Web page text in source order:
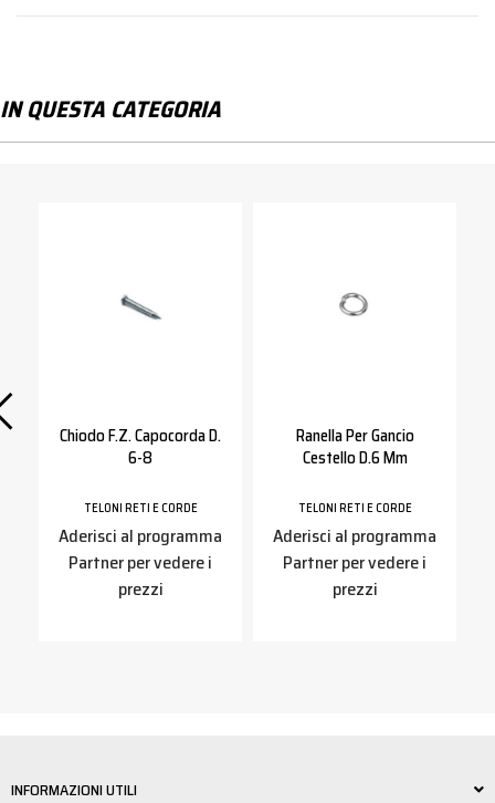
IN QUESTA CATEGORIA
Chiodo F.z. Capocorda D.
6-8
TELONI RETI E CORDE
Aderisci al programma
Partner per vedere i
prezzi
Ranella Per Gancio
Cestello D.6 Mm
TELONI RETI E CORDE
Aderisci al programma
Partner per vedere i
prezzi
INFORMAZIONI UTILI